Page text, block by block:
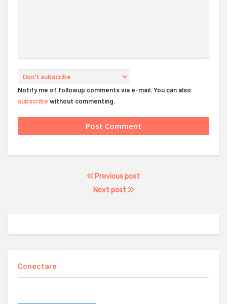
Notify me of followup comments via e-mail. You can also
subscribe without commenting.
Previous post
Next post
Conectare